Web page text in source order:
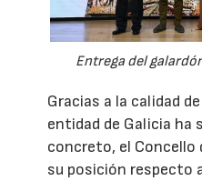
Entrega del
Gracias a la calidad
entidad de Galicia ha
concreto, el Concello
su posición respecto